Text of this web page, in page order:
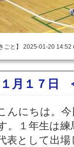
きごと】 2025-01-20
１月１７日
んにちは。今
。１年生は
表として出